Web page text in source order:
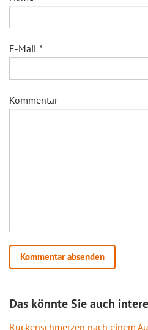
E-Mail *
Kommentar
Das könnte Sie auch
Rückenschmerzen nach einem